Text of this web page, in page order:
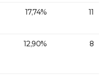
17,74% 11
12,90% 8